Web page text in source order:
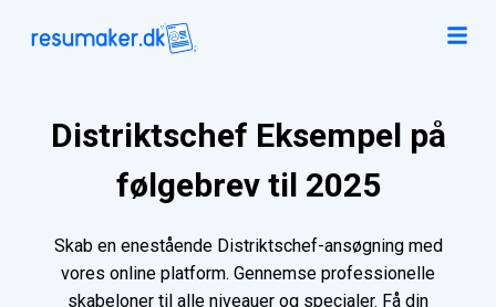
Distriktschef Eksempel på
følgebrev til 2025
Skab en enestående Distriktschef-ansøgning med
vores online platform. Gennemse professionelle
skabeloner til alle niveauer og specialer. Få din